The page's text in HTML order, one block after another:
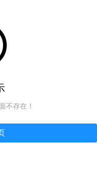
不存在！